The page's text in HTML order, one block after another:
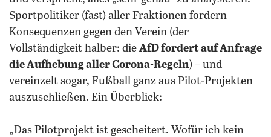
Sportpolitiker (fast) aller Fraktionen fordern
Konsequenzen gegen den Verein (der
Vollständigkeit halber: die AfD fordert auf Anfrage
die Aufhebung aller Corona-Regeln) – und
vereinzelt sogar, Fußball ganz aus Pilot-Projekten
auszuschließen. Ein Überblick:
„Das Pilotprojekt ist gescheitert. Wofür ich kein